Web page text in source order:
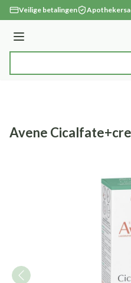
Ga naar de inhoud
Veilige betalingen
Menu
Avene